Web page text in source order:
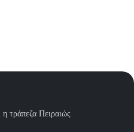
τράπεζα Πειραιώς